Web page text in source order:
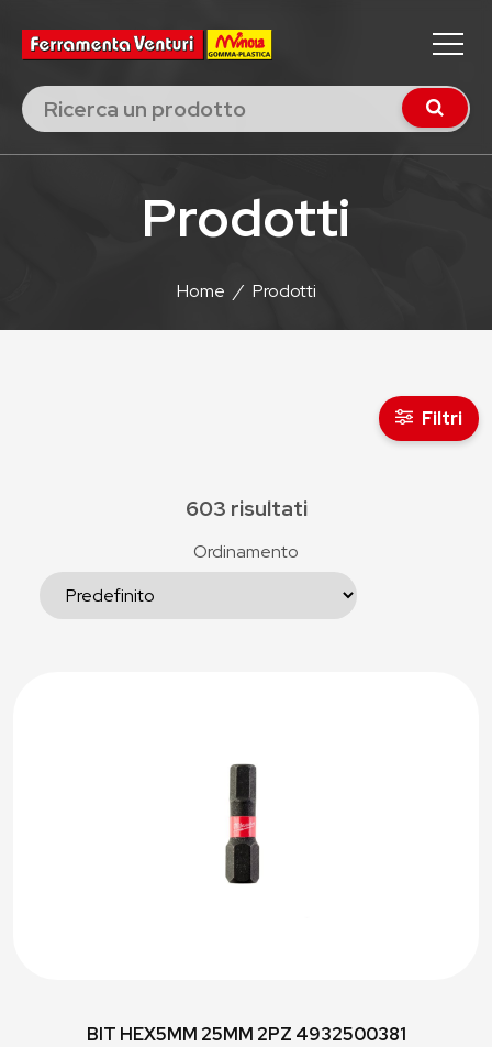
Prodotti
Home / Prodotti
Filtri
603 risultati
Ordinamento
BIT HEX5MM 25MM 2PZ 4932500381